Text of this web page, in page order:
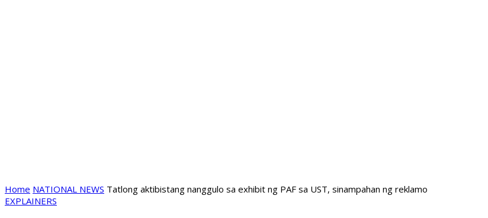
Home NATIONAL NEWS Tatlong aktibistang nanggulo sa exhibit ng PAF sa UST, sinampahan ng reklamo
EXPLAINERS